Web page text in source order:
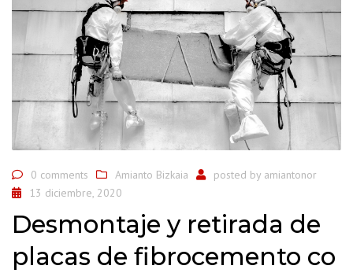
0 comments Amianto Bizkaia posted by amiantonor
13 diciembre, 2020
Desmontaje y retirada de
placas de fibrocemento co